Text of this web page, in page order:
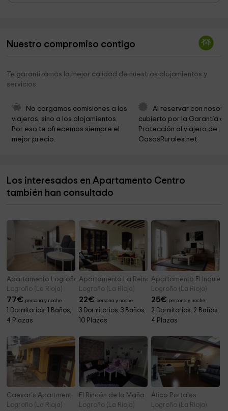
Fuenmayor Emisora de Radio 8,6 km
Y Logroño
Iglesia Santa Maria 8,8 km
Camino Natural del Ebro GR 99 8,8 km
Plaza de Tresses
Nuestro compromiso contigo
Te garantizamos la mejor calidad de nuestros alojamientos y
servicios
No cargamos comisiones a los
viajeros, sino a los alojamientos.
Por eso te ofrecemos siempre el
mejor precio.
Al reservar con
cubierto por la Garantía
Protección al viajero de
CasasRurales.net
Los interesados en Apartamento Centro
también han consultado
Apartamento Logroño Catedral
Logroño (La Rioja)
77€ persona y noche
1 Dormitorios, 1 Baños,
4 Plazas
Apartamento La Reinalda
Logroño (La Rioja)
22€ persona y noche
3 Dormitorios, 3 Baños,
10 Plazas
Apartamento El Inquieto
Logroño (La Rioja)
25€ persona y noche
2 Dormitorios, 2 Baños,
4 Plazas
Caesar's Apartment
Logroño (La Rioja)
El Rincón de la Maña
Logroño (La Rioja)
Ático Portales
Logroño (La Rioja)